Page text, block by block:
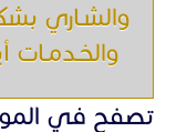
والشـاري
والخـدمـات
تصفح في